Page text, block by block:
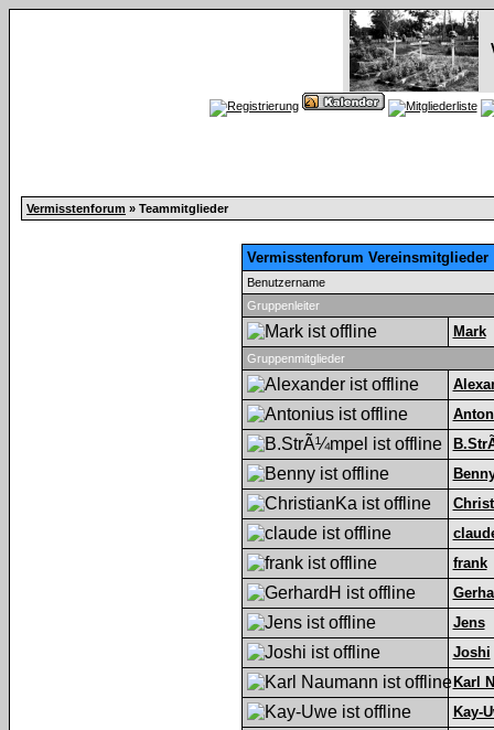
Vermisstenforum » Teammitglieder
Vermisstenforum Vereinsmitglieder
Benutzername
Gruppenleiter
Mark
Gruppenmitglieder
frank
Jens
Joshi
Karl
Kay-